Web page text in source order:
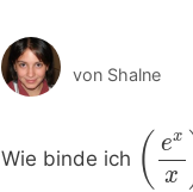
von Shalne
Wie binde ich ( ex
x